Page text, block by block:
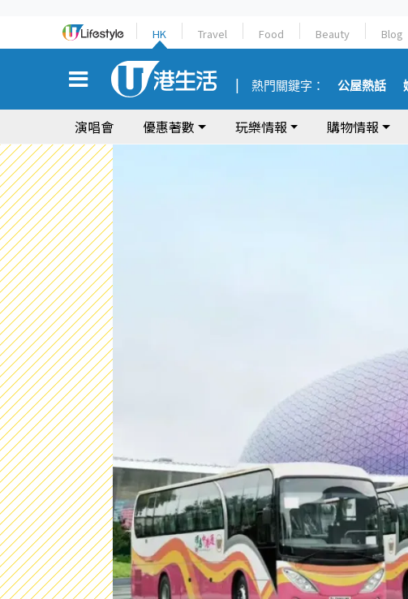
HK Travel Food Beauty Blog
熱門關鍵字： 公屋熱話
演唱會 優惠著數 玩樂情報 購物情報